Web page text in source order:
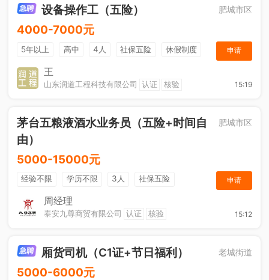
设备操作工（五险） 肥城市区
4000-7000元
5年以上 高中 4人 社保五险
休假制度
加班补助
申请
王
山东润道工程科技有限公司 认证 核验 15:19
茅台五粮液酒水业务员（五险+时间自
由）
肥城市区
5000-15000元
经验不限 学历不限 3人
社保五险
节日福利
综合补贴
年终奖金
休假制度 法定节假日
申请
周经理
泰安九尊商贸有限公司 认证 核验 15:12
厢货司机（C1证+节日福利） 老城街道
5000-6000元